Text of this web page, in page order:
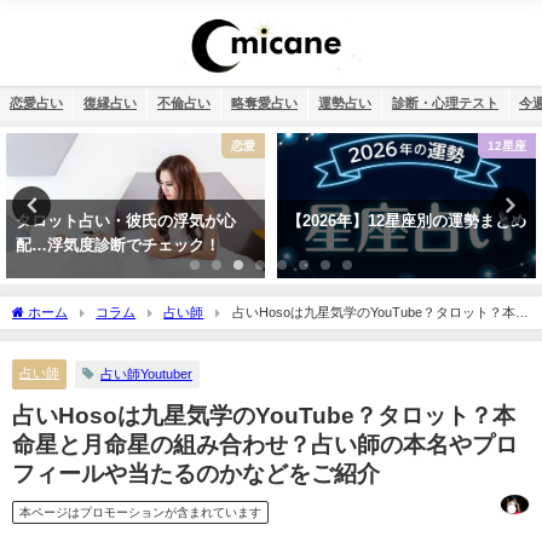
恋愛占い 復縁占い 不倫占い 略奪愛占い 運勢占い 診断・心理テスト 今
恋愛
タロット占い・彼氏の浮気が心
配…浮気度診断でチェック！
12星座
【2026年】12星座別の運勢まとめ
ホーム コラム 占い師
占いHosoは九星気学のYouTube？タロット？本命
星と月命星の組み合わせ？占い師の本名やプロフィールや当たるのかなどをご紹介
占い師 占い師Youtuber
占いHosoは九星気学のYouTube？タロット？本
命星と月命星の組み合わせ？占い師の本名やプロ
フィールや当たるのかなどをご紹介
本ページはプロモーションが含まれています